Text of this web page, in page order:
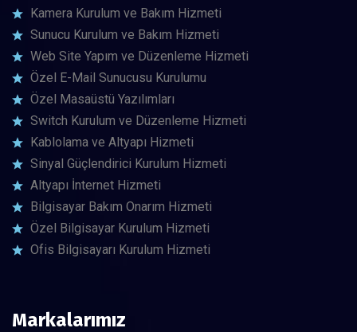
Kamera Kurulum ve Bakım Hizmeti
Sunucu Kurulum ve Bakım Hizmeti
Web Site Yapım ve Düzenleme Hizmeti
Özel E-Mail Sunucusu Kurulumu
Özel Masaüstü Yazılımları
Switch Kurulum ve Düzenleme Hizmeti
Kablolama ve Altyapı Hizmeti
Sinyal Güçlendirici Kurulum Hizmeti
Altyapı İnternet Hizmeti
Bilgisayar Bakım Onarım Hizmeti
Özel Bilgisayar Kurulum Hizmeti
Ofis Bilgisayarı Kurulum Hizmeti
Markalarımız